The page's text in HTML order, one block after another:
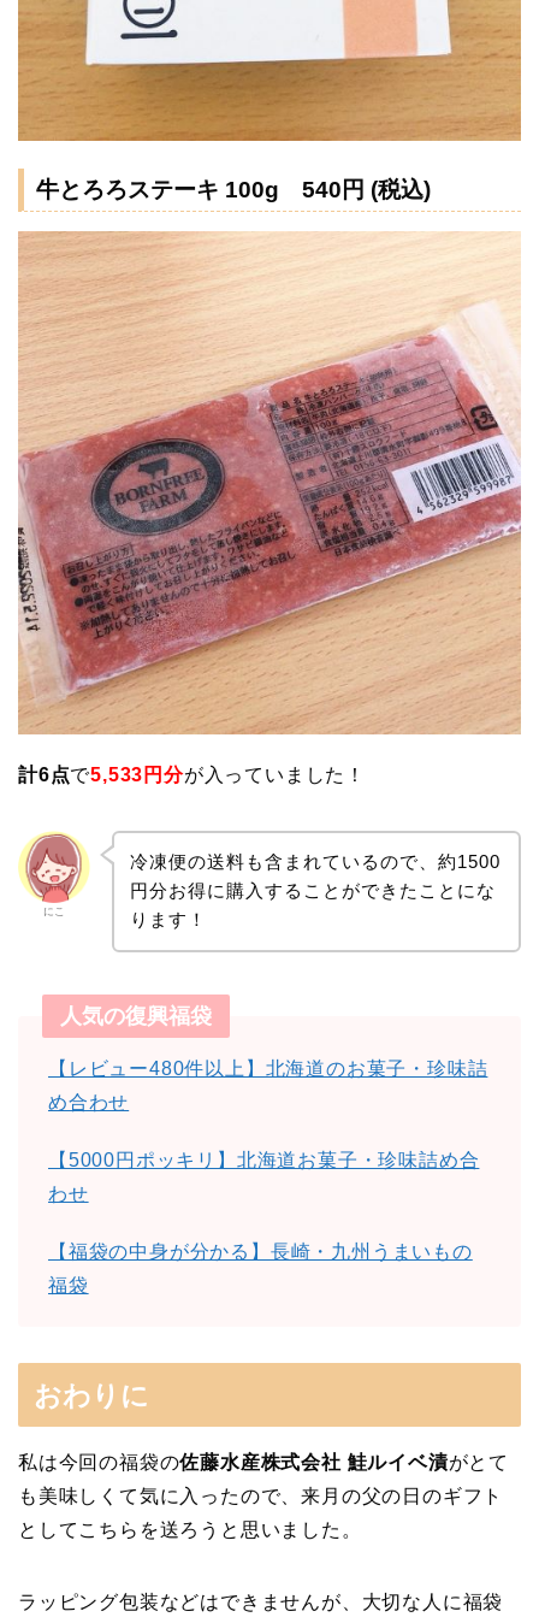
牛とろろステーキ 100g 540円 (税込)
計6点で5,533円分が入っていました！
にこ
冷凍便の送料も含まれているので、約1500
円分お得に購入することができたことにな
ります！
人気の復興福袋
【レビュー480件以上】北海道のお菓子・珍味詰
め合わせ
【5000円ポッキリ】北海道お菓子・珍味詰め合
わせ
【福袋の中身が分かる】長崎・九州うまいもの
福袋
おわりに
私は今回の福袋の佐藤水産株式会社 鮭ルイベ漬がとて
も美味しくて気に入ったので、来月の父の日のギフト
としてこちらを送ろうと思いました。
ラッピング包装などはできませんが、大切な人に福袋